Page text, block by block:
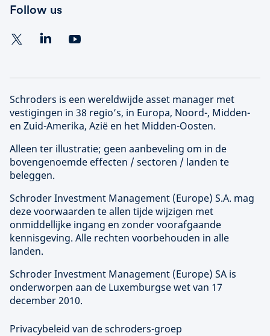
Follow us
Schroders is een wereldwijde asset manager met
vestigingen in 38 regio’s, in Europa, Noord-, Midden-
en Zuid-Amerika, Azië en het Midden-Oosten.
Alleen ter illustratie; geen aanbeveling om in de
bovengenoemde effecten / sectoren / landen te
beleggen.
Schroder Investment Management (Europe) S.A. mag
deze voorwaarden te allen tijde wijzigen met
onmiddellijke ingang en zonder voorafgaande
kennisgeving. Alle rechten voorbehouden in alle
landen.
Schroder Investment Management (Europe) SA is
onderworpen aan de Luxemburgse wet van 17
december 2010.
Privacybeleid van de schroders-groep